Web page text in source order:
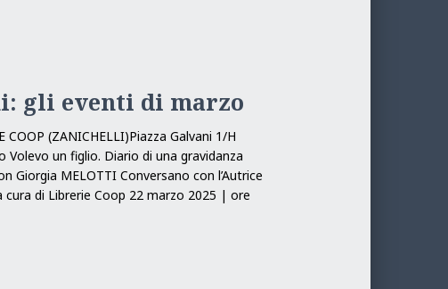
gli eventi di marzo
(ZANICHELLI)Piazza Galvani 1/H
Volevo un figlio. Diario di una gravidanza
Giorgia MELOTTI Conversano con l’Autrice
cura di Librerie Coop 22 marzo 2025 | ore